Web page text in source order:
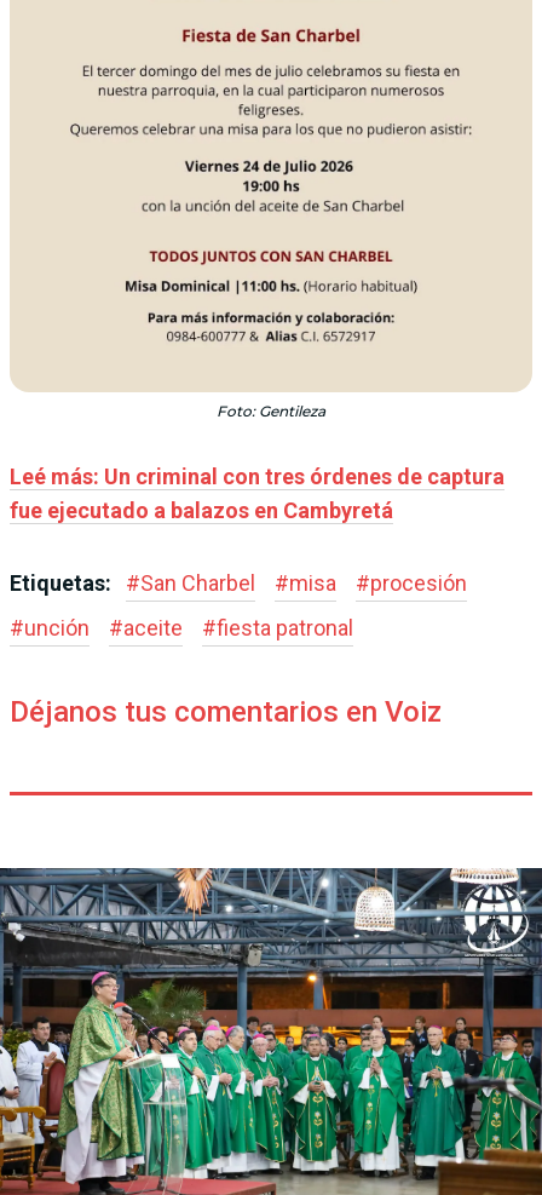
Foto: Gentileza
Leé más: Un criminal con tres órdenes de captura
fue ejecutado a balazos en Cambyretá
Etiquetas: #San Charbel #misa #procesión
#unción #aceite #fiesta patronal
Déjanos tus comentarios en Voiz